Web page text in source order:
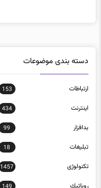
دسته بندی موضوعات
ارتباطات 153
اينترنت 434
بدافزار 99
تبلیغات 18
تکنولوژی 1457
روباتيك